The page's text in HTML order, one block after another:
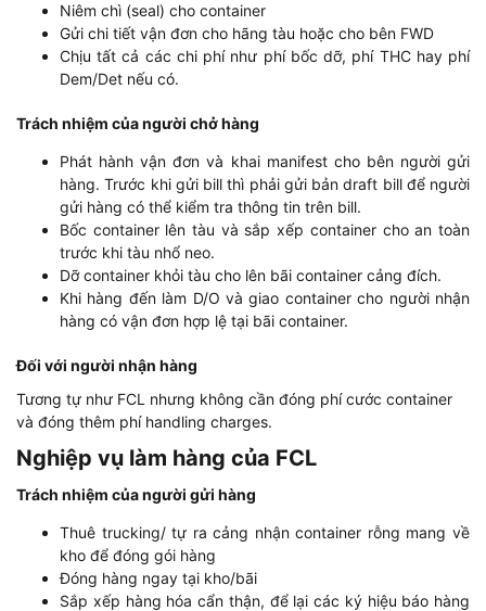
Niêm chì (seal) cho container
Gửi chi tiết vận đơn cho hãng tàu hoặc cho bên FWD
Chịu tất cả các chi phí như phí bốc dỡ, phí THC hay phí
Dem/Det nếu có.
Trách nhiệm của người chở hàng
Phát hành vận đơn và khai manifest cho bên người gửi
hàng. Trước khi gửi bill thì phải gửi bản draft bill để người
gửi hàng có thể kiểm tra thông tin trên bill.
Bốc container lên tàu và sắp xếp container cho an toàn
trước khi tàu nhổ neo.
Dỡ container khỏi tàu cho lên bãi container cảng đích.
Khi hàng đến làm D/O và giao container cho người nhận
hàng có vận đơn hợp lệ tại bãi container.
Đối với người nhận hàng
Tương tự như FCL nhưng không cần đóng phí cước container
và đóng thêm phí handling charges.
Nghiệp vụ làm hàng của FCL
Trách nhiệm của người gửi hàng
Thuê trucking/ tự ra cảng nhận container rỗng mang về
kho để đóng gói hàng
Đóng hàng ngay tại kho/bãi
Sắp xếp hàng hóa cẩn thận, để lại các ký hiệu báo hàng